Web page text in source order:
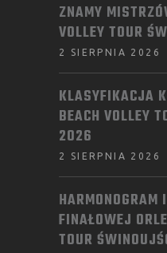
ZNAMY
VOLLEY TOUR
2 SIERPNIA 2026
KLASYFIKACJA
BEACH VOLLEY
2026
2 SIERPNIA 2026
FINAŁOWEJ
TOUR